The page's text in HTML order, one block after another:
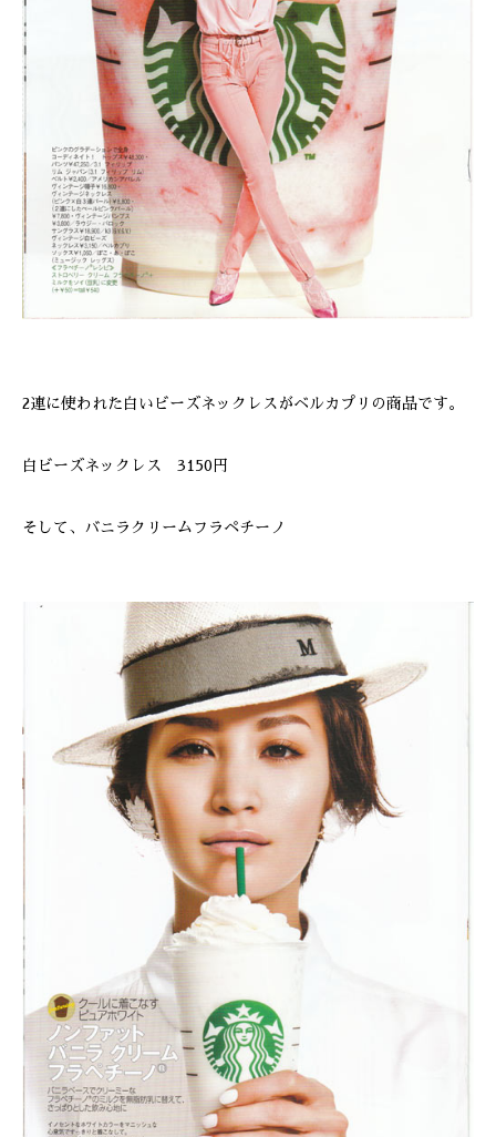
2連に使われた白いビーズネックレスがベルカプリの商品です。
白ビーズネックレス 3150円
そして、バニラクリームフラペチーノ